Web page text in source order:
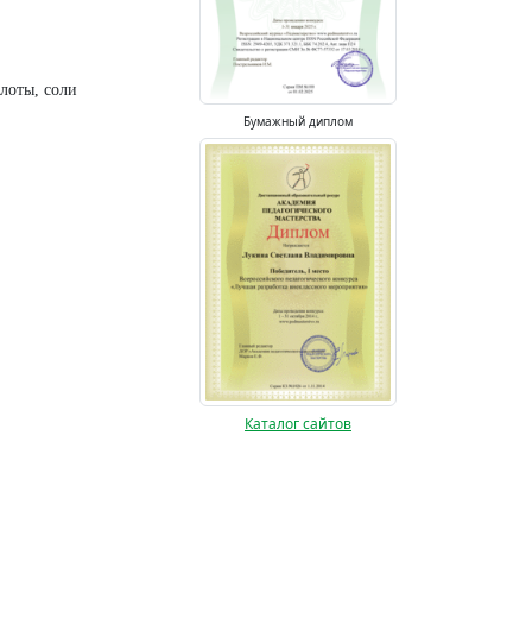
соли
Бумажный диплом
Каталог сайтов